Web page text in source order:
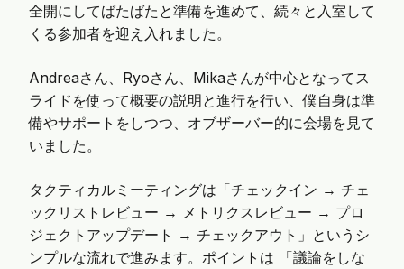
全開にしてばたばたと準備を進めて、続々と入室して
くる参加者を迎え入れました。
Andreaさん、Ryoさん、Mikaさんが中心となってス
ライドを使って概要の説明と進行を行い、僕自身は準
備やサポートをしつつ、オブザーバー的に会場を見て
いました。
タクティカルミーティングは「チェックイン → チェ
ックリストレビュー → メトリクスレビュー → プロ
ジェクトアップデート → チェックアウト」というシ
ンプルな流れで進みます。ポイントは 「議論をしな